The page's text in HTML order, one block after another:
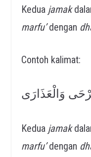
Kedua jamak
marfu’dengan
Contoh kalimat:
وَالْعَذَارَى
Kedua jamak
marfu’dengan